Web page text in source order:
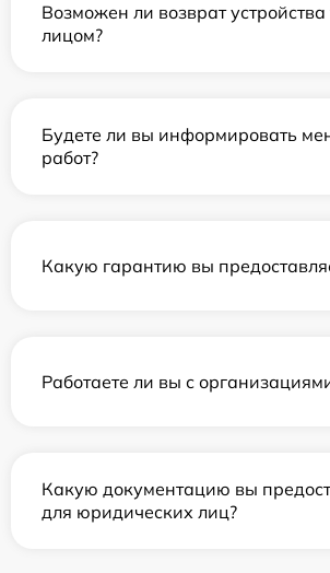
Возможен ли возврат устройства
лицом?
Будете ли вы информировать
работ?
Какую гарантию вы
Работаете ли вы с
Какую документацию вы
для юридических лиц?